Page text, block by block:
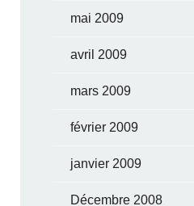
mai 2009
avril 2009
mars 2009
février 2009
janvier 2009
Décembre 2008